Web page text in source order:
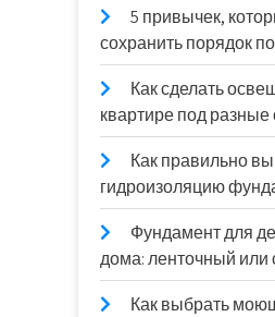
5 привычек,
сохранить порядок
Как сделать
квартире под разные
Как правильно
гидроизоляцию
Фундамент для
дома: ленточный или
Как выбрать